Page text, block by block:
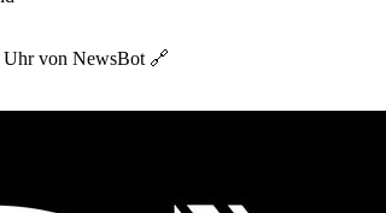
Uhr von NewsBot 🔗